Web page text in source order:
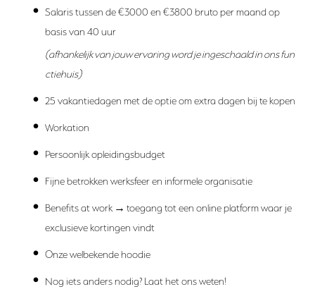
Salaris tussen de €3000 en €3800 bruto per maand op
basis van 40 uur
(afhankelijk van jouw ervaring word je ingeschaald in ons fun
ctiehuis)
25 vakantiedagen met de optie om extra dagen bij te kopen
Workation
Persoonlijk opleidingsbudget
Fijne betrokken werksfeer en informele organisatie
Benefits at work → toegang tot een online platform waar je
exclusieve kortingen vindt
Onze welbekende hoodie
Nog iets anders nodig? Laat het ons weten!